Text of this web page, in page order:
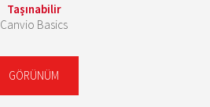
Taşınabilir
Canvio Basics
GÖRÜNÜM